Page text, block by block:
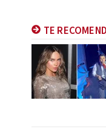
TE